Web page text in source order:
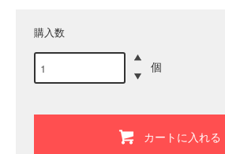
購入数
個
カートに入れる